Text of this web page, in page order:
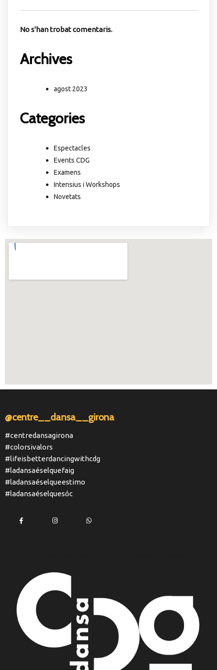
No s'han trobat comentaris.
Archives
agost 2023
Categories
Espectacles
Events CDG
Examens
Intensius i Workshops
Novetats
@centre__dansa__girona
#centredansagirona
#colorsivalors
#lifeisbetterdancingwithcdg
#ladansaéselquefaig
#ladansaéselqueestimo
#ladansaéselquesóc